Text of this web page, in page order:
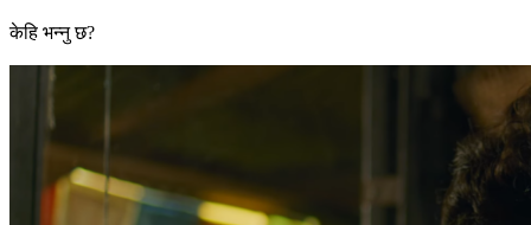
केहि भन्नु छ?